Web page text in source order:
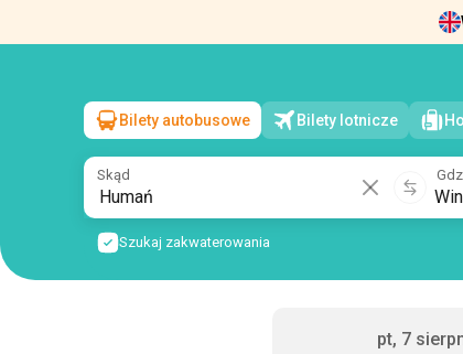
Humań→Winnica
sob, 8 sierpnia/1 pasażer
Bilety autobusowe Bilety lotnicze
Skąd
Szukaj zakwaterowania
pt, 7